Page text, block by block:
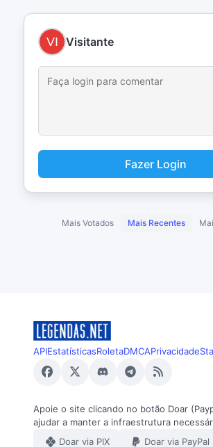
Visitante
Fazer Login
Mais Votados Mais Recentes
APIEstatísticasRoletaDMCAPrivacidade
Apoie o site clicando no botão Doar
ajudar a manter a infraestrutura
Doar via PIX
Doar via PayPal